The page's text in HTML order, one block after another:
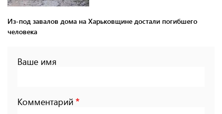
Из-под завалов дома на Харьковщине достали погибшего
человека
Ваше имя
Комментарий